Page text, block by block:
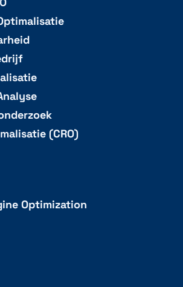
(CRO)
Optimization